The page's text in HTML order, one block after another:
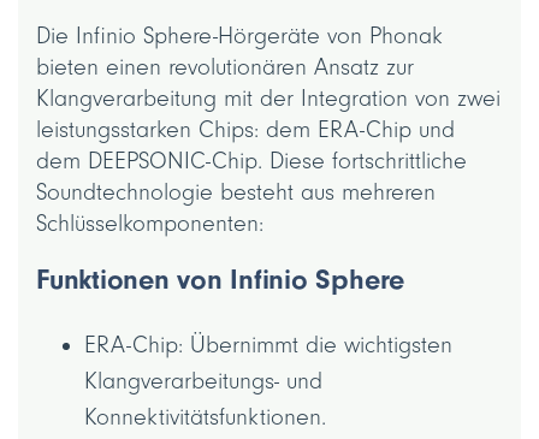
Die Infinio Sphere-Hörgeräte von Phonak
bieten einen revolutionären Ansatz zur
Klangverarbeitung mit der Integration von zwei
leistungsstarken Chips: dem ERA-Chip und
dem DEEPSONIC-Chip. Diese fortschrittliche
Soundtechnologie besteht aus mehreren
Schlüsselkomponenten:
Funktionen von Infinio Sphere
ERA-Chip: Übernimmt die wichtigsten
Klangverarbeitungs- und
Konnektivitätsfunktionen.